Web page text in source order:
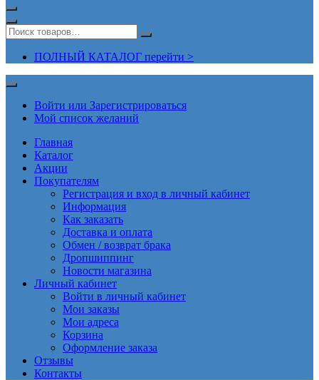
ПОЛНЫЙ КАТАЛОГ перейти >
Войти или Зарегистрироваться
Мой список желаний
Главная
Каталог
Акции
Покупателям
Регистрация и вход в личный кабинет
Информация
Как заказать
Доставка и оплата
Обмен / возврат брака
Дропшиппинг
Новости магазина
Личный кабинет
Войти в личный кабинет
Мои заказы
Мои адреса
Корзина
Оформление заказа
Отзывы
Контакты